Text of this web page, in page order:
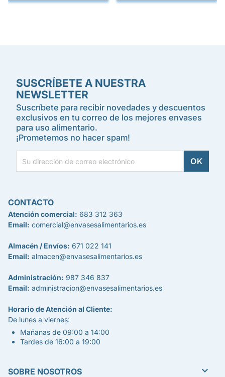
SUSCRÍBETE A NUESTRA
NEWSLETTER
Suscríbete para recibir novedades y descuentos
exclusivos en tu correo de los mejores envases
para uso alimentario.
¡Prometemos no hacer spam!
CONTACTO
Atención comercial: 683 312 363
Email: comercial@envasesalimentarios.es
Almacén / Envíos: 671 022 141
Email: almacen@envasesalimentarios.es
Administración: 987 346 837
Email: administracion@envasesalimentarios.es
Horario de Atención al Cliente:
De lunes a viernes:
Mañanas de 09:00 a 14:00
Tardes de 16:00 a 19:00
SOBRE NOSOTROS 